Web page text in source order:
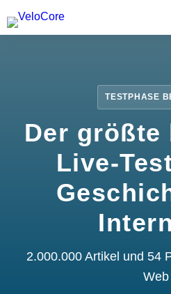
Partnerprogramm
TESTPHASE
Der größte
Live-
2.000.000 Artikel und 54
Web